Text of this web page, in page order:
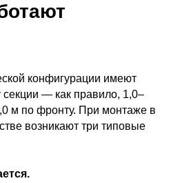
конфигурации имеют
— как правило, 1,0–
м по фронту. При монтаже в
возникают три типовые